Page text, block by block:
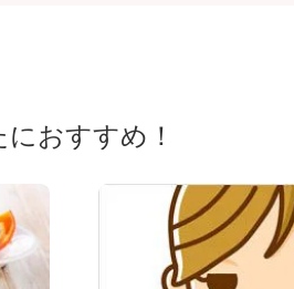
おすすめ！